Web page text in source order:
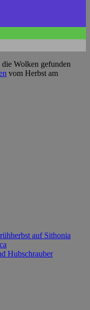
Wolken gefunden
vom Herbst am
auf Sithonia
Hubschrauber